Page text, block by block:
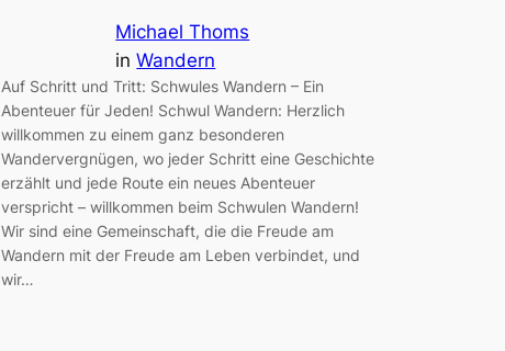
Michael Thoms
inWandern
Auf Schritt und Tritt: Schwules Wandern – Ein
Abenteuer für Jeden! Schwul Wandern: Herzlich
willkommen zu einem ganz besonderen
Wandervergnügen, wo jeder Schritt eine Geschichte
erzählt und jede Route ein neues Abenteuer
verspricht – willkommen beim Schwulen Wandern!
Wir sind eine Gemeinschaft, die die Freude am
Wandern mit der Freude am Leben verbindet, und
wir…